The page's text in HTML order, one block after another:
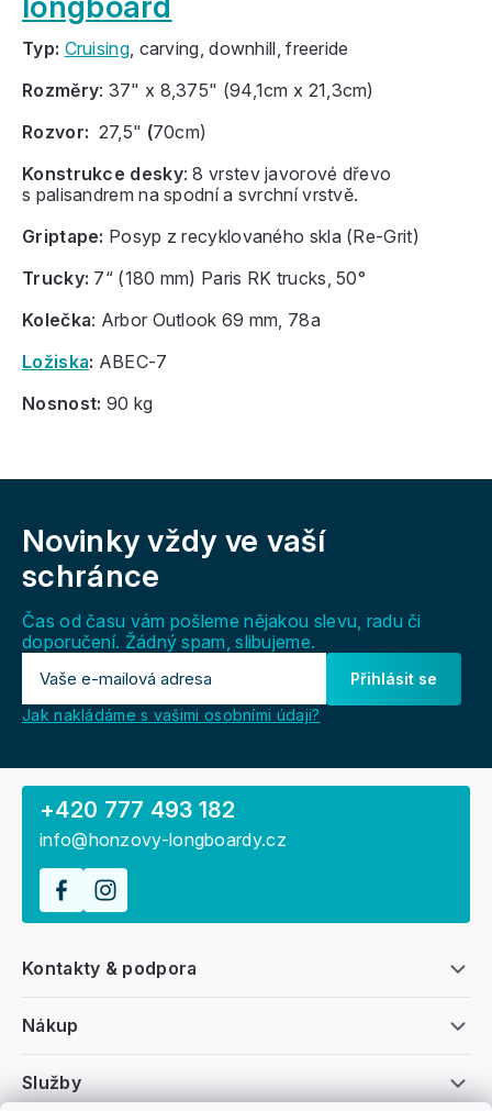
Typ: Cruising, carving, downhill, freeride
Rozměry: 37" x 8,375" (94,1cm x 21,3cm)
Rozvor: 27,5" (70cm)
Konstrukce desky: 8 vrstev javorové dřevo
s palisandrem na spodní a svrchní vrstvě.
Griptape: Posyp z recyklovaného skla (Re-Grit)
Trucky: 7“ (180 mm) Paris RK trucks, 50°
Kolečka: Arbor Outlook 69 mm, 78a
Ložiska: ABEC-7
Nosnost: 90 kg
Novinky vždy ve vaší
schránce
Čas od času vám pošleme nějakou slevu, radu či
doporučení. Žádný spam, slibujeme.
Přihlásit se
Jak nakládáme s vašimi osobními údaji?
Nákup
Kontakty & podpora
Služby
+420 777 493 182
info@honzovy-longboardy.cz